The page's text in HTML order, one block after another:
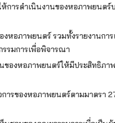
การดำเนินงานของหอภาพยนตร์
งหอภาพยนตร์ รวมทั้งรายงานกา
รมการเพื่อพิจารณา
ของหอภาพยนตร์ให้มีประสิทธิภา
ารของหอภาพยนตร์ตามมาตรา